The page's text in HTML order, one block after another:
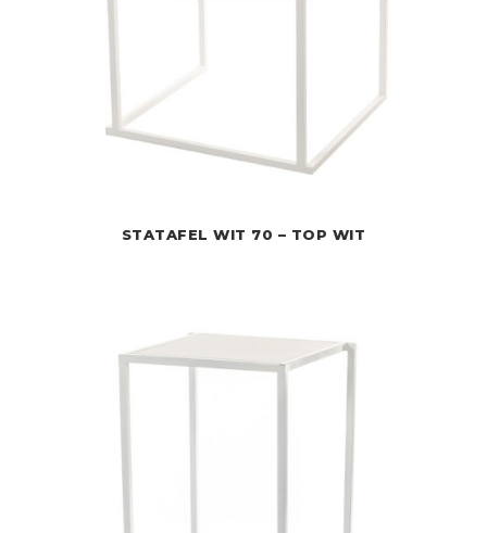
STATAFEL WIT 70 – TOP WIT